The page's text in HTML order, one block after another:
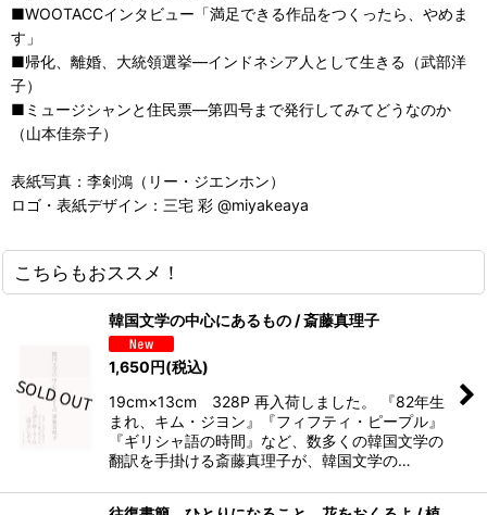
■WOOTACCインタビュー「満足できる作品をつくったら、やめま
す」
■帰化、離婚、大統領選挙―インドネシア人として生きる（武部洋
子）
■ミュージシャンと住民票―第四号まで発行してみてどうなのか
（山本佳奈子）
表紙写真：李剣鴻（リー・ジエンホン）
ロゴ・表紙デザイン：三宅 彩 @miyakeaya
こちらもおススメ！
韓国文学の中心にあるもの / 斎藤真理子
1,650円(税込)
19cm×13cm 328P 再入荷しました。 『82年生
まれ、キム・ジヨン』『フィフティ・ピープル』
『ギリシャ語の時間』など、数多くの韓国文学の
翻訳を手掛ける斎藤真理子が、韓国文学の…